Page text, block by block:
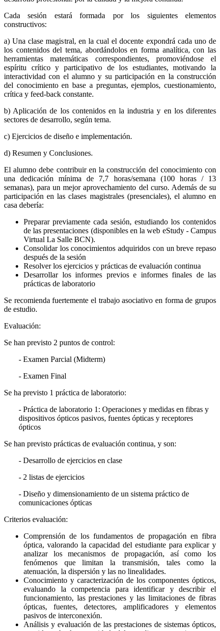
Cada sesión estará formada por los siguientes elementos
constructivos:
a) Una clase magistral, en la cual el docente expondrá cada uno de
los contenidos del tema, abordándolos en forma analítica, con las
herramientas matemáticas correspondientes, promoviéndose el
espíritu crítico y participativo de los estudiantes, motivando la
interactividad con el alumno y su participación en la construcción
del conocimiento en base a preguntas, ejemplos, cuestionamiento,
crítica y feed-back constante.
b) Aplicación de los contenidos en la industria y en los diferentes
sectores de desarrollo, según tema.
c) Ejercicios de diseño e implementación.
d) Resumen y Conclusiones.
El alumno debe contribuir en la construcción del conocimiento con
una dedicación mínima de 7,7 horas/semana (100 horas / 13
semanas), para un mejor aprovechamiento del curso. Además de su
participación en las clases magistrales (presenciales), el alumno en
casa debería:
Preparar previamente cada sesión, estudiando los contenidos
de las presentaciones (disponibles en la web eStudy - Campus
Virtual La Salle BCN).
Consolidar los conocimientos adquiridos con un breve repaso
después de la sesión
Resolver los ejercicios y prácticas de evaluación continua
Desarrollar los informes previos e informes finales de las
prácticas de laboratorio
Se recomienda fuertemente el trabajo asociativo en forma de grupos
de estudio.
Evaluación:
Se han previsto 2 puntos de control:
- Examen Parcial (Midterm)
- Examen Final
Se ha previsto 1 práctica de laboratorio:
- Práctica de laboratorio 1: Operaciones y medidas en fibras y
dispositivos ópticos pasivos, fuentes ópticas y receptores
ópticos
Se han previsto prácticas de evaluación continua, y son:
- Desarrollo de ejercicios en clase
- 2 listas de ejercicios
- Diseño y dimensionamiento de un sistema práctico de
comunicaciones ópticas
Criterios evaluación:
Comprensión de los fundamentos de propagación en fibra
óptica, valorando la capacidad del estudiante para explicar y
analizar los mecanismos de propagación, así como los
fenómenos que limitan la transmisión, tales como la
atenuación, la dispersión y las no linealidades.
Conocimiento y caracterización de los componentes ópticos,
evaluando la competencia para identificar y describir el
funcionamiento, las prestaciones y las limitaciones de fibras
ópticas, fuentes, detectores, amplificadores y elementos
pasivos de interconexión.
Análisis y evaluación de las prestaciones de sistemas ópticos,